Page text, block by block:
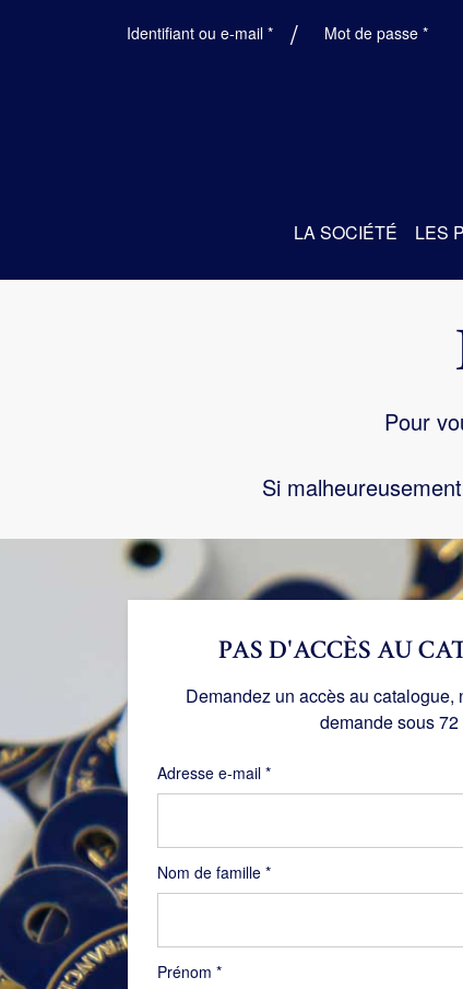
Identifiant ou e-mail *ObligatoireMot de passe *
LA SOCIÉTÉ LES
Pour
Si
Nom de famille *
Prénom *
PAS D'ACCÈS AU
Demandez un accès au catalogue,
demande sous 72
Adresse e-mail *Obligatoire